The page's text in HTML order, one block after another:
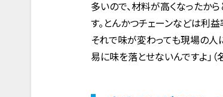
多いので、材料が高くなったか
す。とんかつチェーンなどは利
それで味が変わっても現場の人
易に味を落とせないんですよ」